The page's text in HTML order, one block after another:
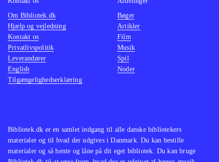
Bibliotek.dk er en samlet indgang til alle danske bibliotekers
materialer og til hvad der udgives i Danmark. Du kan bestille
materialer og så hente og låne på dit eget bibliotek. Du kan bruge
Om Bibliotek.dk
Hjælp og vejledning
Kontakt os
Privatlivspolitik
Leverandører
English
Tilgængelighedserklæring
Bøger
Artikler
Film
Musik
Spil
Noder